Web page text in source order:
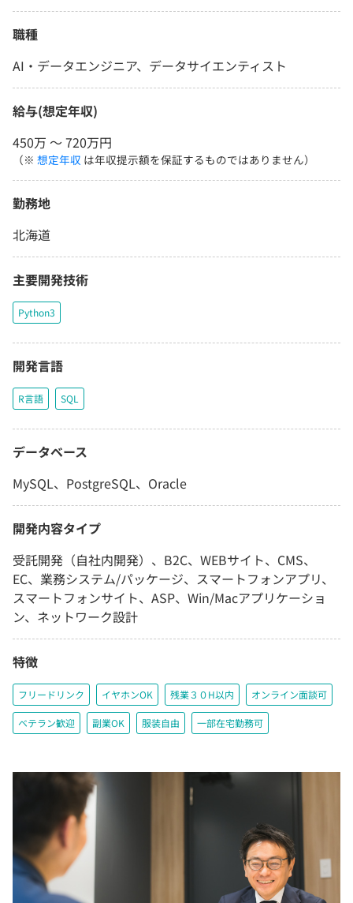
職種
AI・データエンジニア、データサイエンティスト
給与(想定年収)
450万 〜 720万円
（※ 想定年収 は年収提示額を保証するものではありません）
勤務地
北海道
主要開発技術
Python3
開発言語
R言語 SQL
データベース
MySQL、PostgreSQL、Oracle
開発内容タイプ
受託開発（自社内開発）、B2C、WEBサイト、CMS、
EC、業務システム/パッケージ、スマートフォンアプリ、
スマートフォンサイト、ASP、Win/Macアプリケーショ
ン、ネットワーク設計
特徴
フリードリンク イヤホンOK 残業３０H以内 オンライン面談可
ベテラン歓迎 副業OK 服装自由 一部在宅勤務可